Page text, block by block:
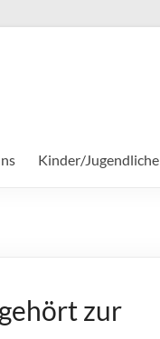
Kinder/Jugendliche
zur